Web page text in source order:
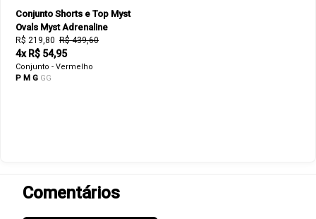
Conjunto Shorts e Top Myst
Ovals Myst Adrenaline
R$ 219,80 R$ 439,60
4x R$ 54,95
Conjunto - Vermelho
P M G GG
Comentários